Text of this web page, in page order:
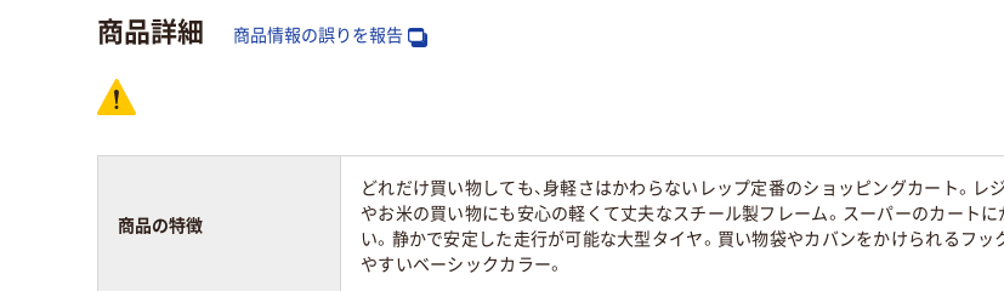
商品詳細 商品情報の誤りを報告
商品の特徴
どれだけ買い物しても、身軽さはかわらないレップ定番のショッピングカート。
やお米の買い物にも安心の軽くて丈夫なスチール製フレーム。スーパーのカート
い。静かで安定した走行が可能な大型タイヤ。買い物袋やカバンをかけられるフ
やすいベーシックカラー。